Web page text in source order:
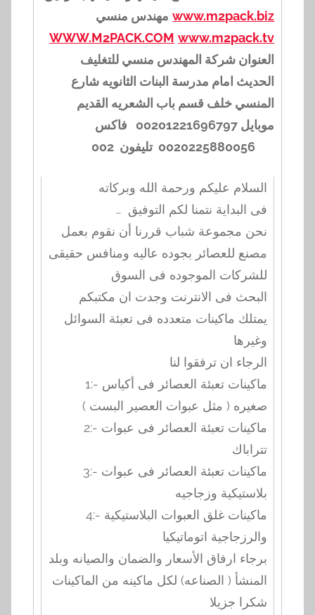
مهندس منسي www.m2pack.biz
WWW.M2PACK.COM www.m2pack.tv
العنوان شركة المهندس منسي للتغليف
الحديث امام مدرسة البنات الثانويه شارع
المنسي خلف قسم باب الشعريه القديم
موبايل 002012
2
1696797 فاكس
0020225880056 تليفون 002
السلام عليكم ورحمة الله وبركاته
… فى البداية نتمنا لكم التوفيق
نحن مجموعة شباب قررنا أن نقوم بعمل
مصنع للعصائر بجوده عاليه ومنافس حقيقى
للشركات الموجوده فى السوق
البحث فى الانترنت وجدت ان مكتبكم
يمتلك ماكينات متعدده فى تعبئة السوائل
وغيرها
الرجاء ان ترفقوا لنا
1:- ماكينات تعبئة العصائر فى أكياس
صغيره ( مثل عبوات العصير البست )
2:- ماكينات تعبئة العصائر فى عبوات
تتراباك
3:- ماكينات تعبئة العصائر فى عبوات
بلاستيكية وزجاجيه
4:- ماكينات غلق العبوات البلاستيكية
والرزجاجية اتوماتيكيا
برجاء ارفاق الأسعار والضمان والصيانه وبلد
المنشأ ( الصناعه) لكل ماكينه من الماكينات
شكرا جزيلا